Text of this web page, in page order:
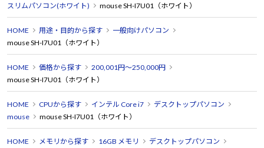
スリムパソコン(ホワイト)
mouse SH-I7U01（ホワイト）
HOME 用途・目的から探す
一般向けパソコン
mouse SH-I7U01（ホワイト）
HOME 価格から探す
200,001円～250,000円
mouse SH-I7U01（ホワイト）
HOME CPUから探す インテル Core i7
デスクトップパソコン
mouse
mouse SH-I7U01（ホワイト）
HOME メモリから探す 16GB メモリ
デスクトップパソコン